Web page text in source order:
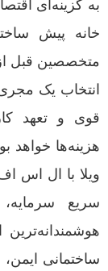
به گزینه‌ای
خانه پیش
متخصصین قبل
قوی و تعهد
هزینه‌ها خواهد
ویلا با ال اس
سریع
ساختمانی